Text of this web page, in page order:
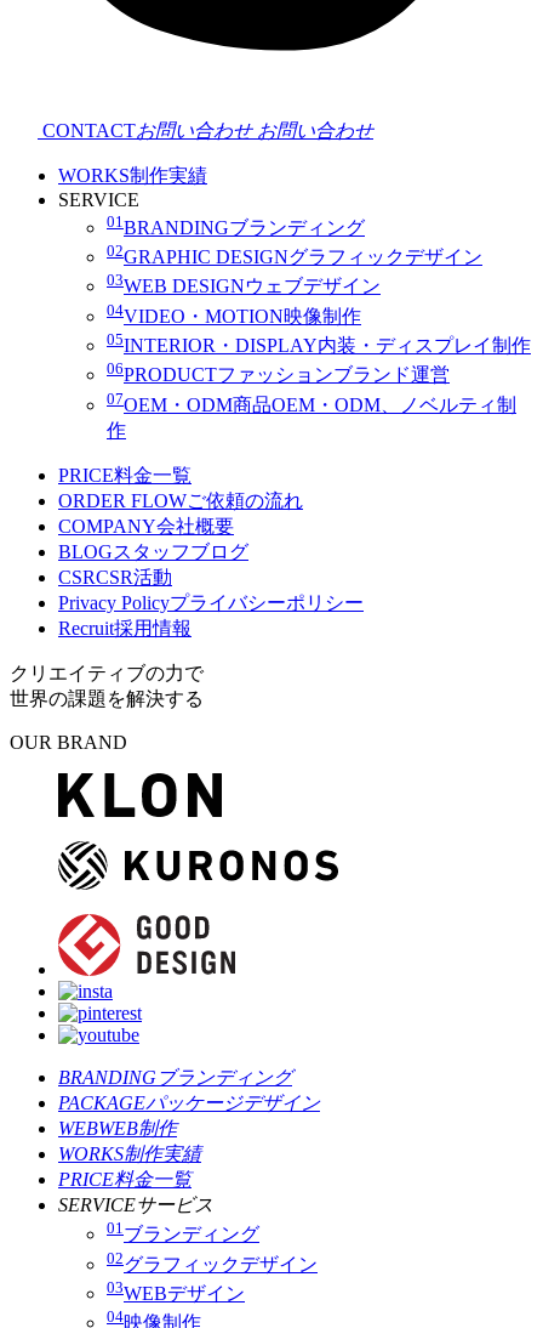
CONTACTお問い合わせ お問い合わせ
WORKS制作実績
SERVICE
01 BRANDINGブランディング
02GRAPHIC DESIGNグラフィックデザイン
03WEB DESIGNウェブデザイン
04VIDEO・MOTION映像制作
05INTERIOR・DISPLAY内装・ディスプレイ制作
06PRODUCTファッションブランド運営
07OEM・ODM商品OEM・ODM、ノベルティ制
作
PRICE料金一覧
ORDER FLOWご依頼の流れ
COMPANY会社概要
BLOGスタッフブログ
CSRCSR活動
Privacy Policyプライバシーポリシー
Recruit採用情報
クリエイティブの力で
世界の課題を解決する
OUR BRAND
BRANDING ブランディング
PACKAGEパッケージデザイン
WEBWEB制作
WORKS制作実績
PRICE料金一覧
SERVICEサービス
01ブランディング
02グラフィックデザイン
03WEBデザイン
04映像制作